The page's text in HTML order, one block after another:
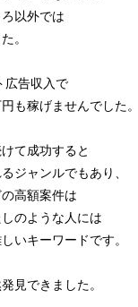
以外では
。
広告収入で
も稼げませんでした。
て成功すると
ジャンルでもあり、
高額案件は
のような人には
いキーワードです。
見できました。